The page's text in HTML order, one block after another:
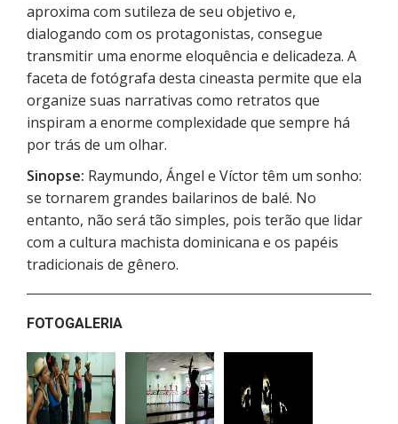
aproxima com sutileza de seu objetivo e,
dialogando com os protagonistas, consegue
transmitir uma enorme eloquência e delicadeza. A
faceta de fotógrafa desta cineasta permite que ela
organize suas narrativas como retratos que
inspiram a enorme complexidade que sempre há
por trás de um olhar.
Sinopse: Raymundo, Ángel e Víctor têm um sonho:
se tornarem grandes bailarinos de balé. No
entanto, não será tão simples, pois terão que lidar
com a cultura machista dominicana e os papéis
tradicionais de gênero.
FOTOGALERIA